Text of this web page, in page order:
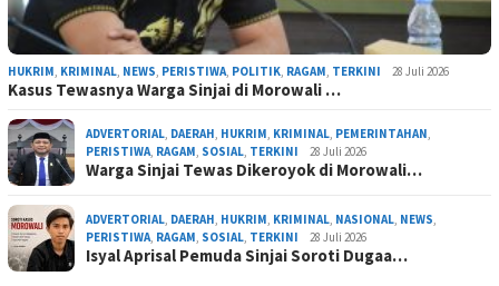
HUKRIM, KRIMINAL, NEWS, PERISTIWA, POLITIK, RAGAM, TERKINI 28 Juli 2026
Kasus Tewasnya Warga Sinjai di Morowali …
ADVERTORIAL, DAERAH, HUKRIM, KRIMINAL, PEMERINTAHAN,
PERISTIWA, RAGAM, SOSIAL, TERKINI 28 Juli 2026
Warga Sinjai Tewas Dikeroyok di Morowali…
ADVERTORIAL, DAERAH, HUKRIM, KRIMINAL, NASIONAL, NEWS,
PERISTIWA, RAGAM, SOSIAL, TERKINI 28 Juli 2026
Isyal Aprisal Pemuda Sinjai Soroti Dugaa…